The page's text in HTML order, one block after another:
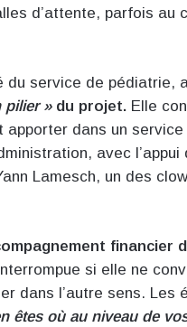
d’attente, parfois au
du service de pédiatrie,
pilier »du projet. Elle
apporter dans un
avec
Lamesch, un des
financier
si elle ne
dans l’autre sens. Les
êtes où au niveau de